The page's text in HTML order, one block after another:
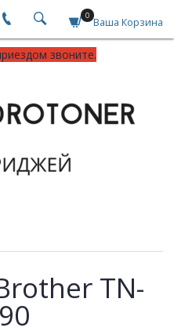
0 Ваша Корзина
звоните.
TN-